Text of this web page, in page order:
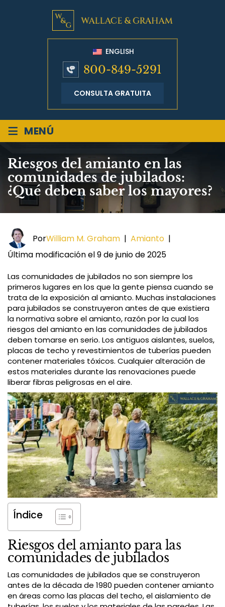
ENGLISH
800-849-5291
CONSULTA GRATUITA
≡ MENÚ
Riesgos del amianto en las
comunidades de jubilados:
¿Qué deben saber los mayores?
PorWilliam M. Graham | Amianto |
Última modificación el 9 de junio de 2025
Las comunidades de jubilados no son siempre los
primeros lugares en los que la gente piensa cuando se
trata de la exposición al amianto. Muchas instalaciones
para jubilados se construyeron antes de que existiera
la normativa sobre el amianto, razón por la cual los
riesgos del amianto en las comunidades de jubilados
deben tomarse en serio. Los antiguos aislantes, suelos,
placas de techo y revestimientos de tuberías pueden
contener materiales tóxicos. Cualquier alteración de
estos materiales durante las renovaciones puede
liberar fibras peligrosas en el aire.
Índice
Riesgos del amianto para las
comunidades de jubilados
Las comunidades de jubilados que se construyeron
antes de la década de 1980 pueden contener amianto
en áreas como las placas del techo, el aislamiento de